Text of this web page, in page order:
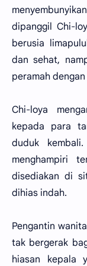
dipanggil Chi-
berusia
dan sehat,
peramah
Chi-loya
kepada para
duduk
menghampiri
disediakan di
dihias indah.
Pengantin
tak bergerak
hiasan kepala